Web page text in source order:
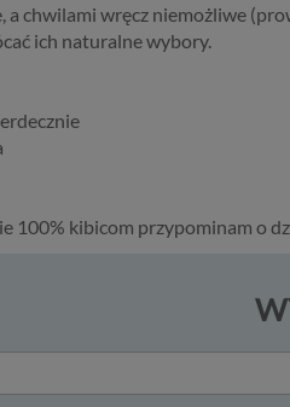
a chwilami wręcz niemożliwe
ich naturalne wybory.
100% kibicom przypominam o